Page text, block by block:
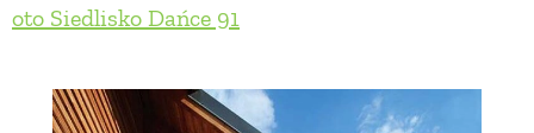
oto Siedlisko Dańce 91